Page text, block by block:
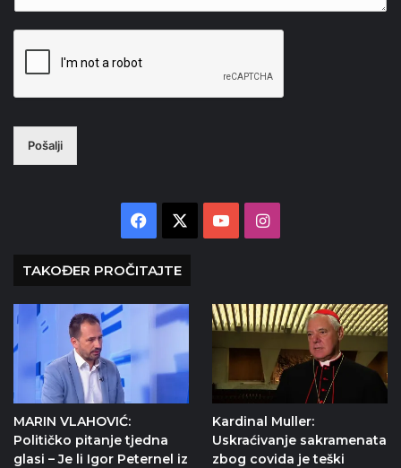
Pošalji
Facebook YouTubeInstagram
TAKOĐER PROČITAJTE
MARIN VLAHOVIĆ:
Političko pitanje tjedna
glasi – Je li Igor Peternel iz
Kardinal Muller:
Uskraćivanje sakramenata
zbog covida je teški